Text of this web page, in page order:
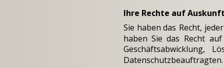
Ihre Rechte auf
Sie haben das Recht,
haben Sie das Recht auf
Geschäftsabwicklung,